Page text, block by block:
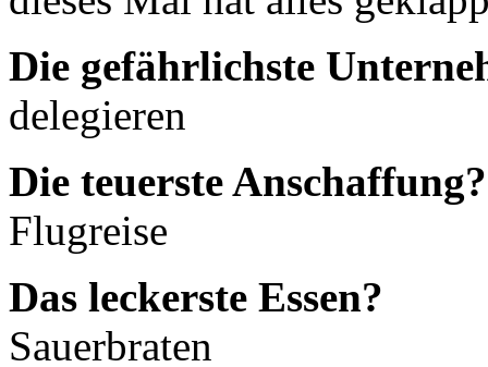
Die gefährlichste
delegieren
Die teuerste Anschaffung?
Flugreise
Das leckerste Essen?
Sauerbraten